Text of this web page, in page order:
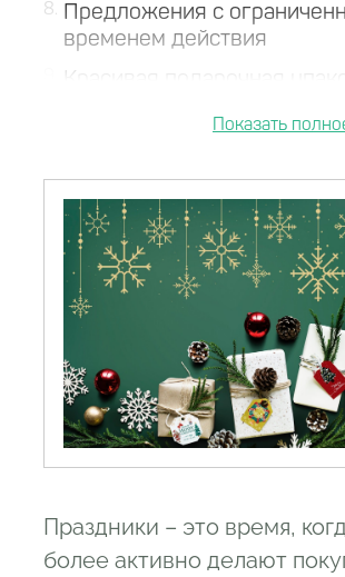
8
Предложения с
временем действия
Праздники – это время,
более активно делают